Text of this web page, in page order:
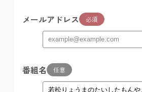
メールアドレス 必須
番組名 任意